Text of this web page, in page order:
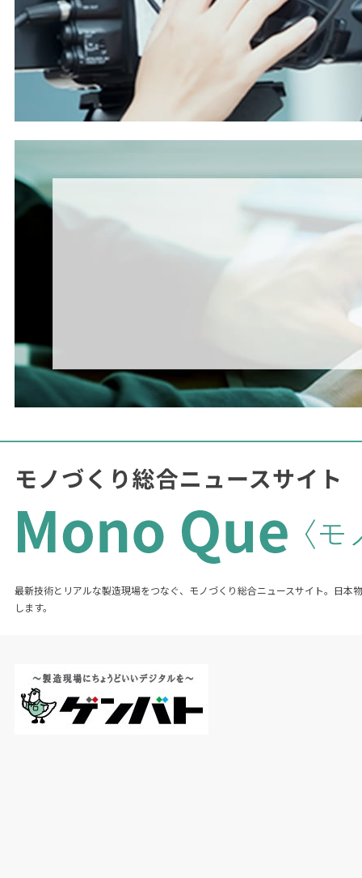
最新技術とリアルな製造現場をつなぐ、モノづくり総合ニュースサイト。日本
します。